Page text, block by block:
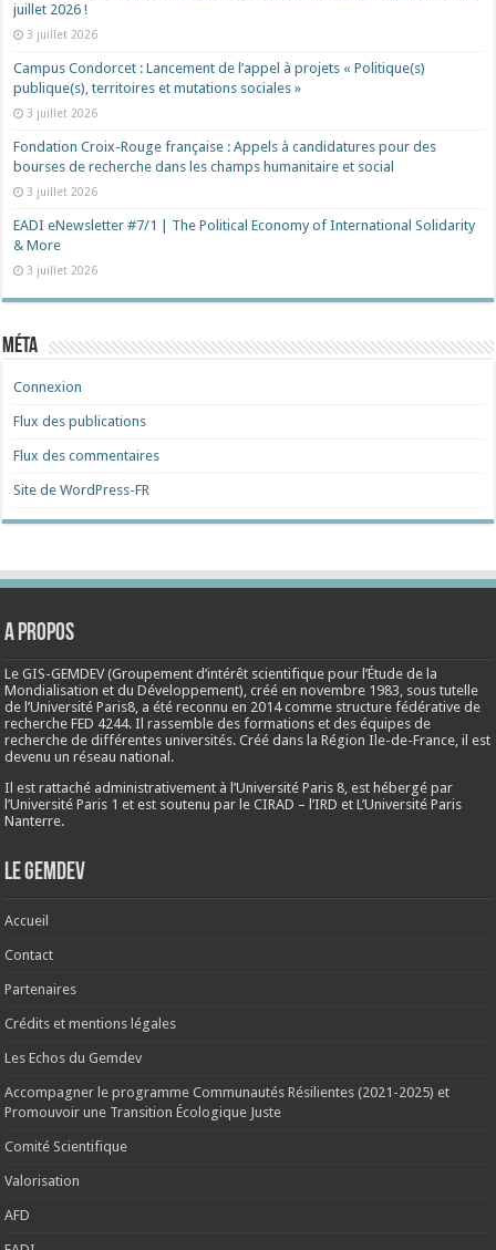
juillet 2026 !
3 juillet 2026
Campus Condorcet : Lancement de l’appel à projets « Politique(s)
publique(s), territoires et mutations sociales »
3 juillet 2026
Fondation Croix-Rouge française : Appels à candidatures pour des
bourses de recherche dans les champs humanitaire et social
3 juillet 2026
EADI eNewsletter #7/1 | The Political Economy of International Solidarity
& More
3 juillet 2026
Méta
Connexion
Flux des publications
Flux des commentaires
Site de WordPress-FR
A propos
Le GIS-GEMDEV (Groupement d’intérêt scientifique pour l’Étude de la
Mondialisation et du Développement), créé ennovembre 1983, sous tutelle
de l’Université Paris8, a été reconnu en 2014 comme structure fédérative de
recherche FED 4244. Il rassemble des formations et des équipes de
recherche de différentes universités. Créé dans la Région Ile-de-France, il est
devenu un réseau national.
Il est rattaché administrativement à l’Université Paris 8, est hébergé par
l’Université Paris 1 et est soutenu par le CIRAD – l’IRD et L’Université Paris
Nanterre.
Le Gemdev
Accueil
Contact
Partenaires
Crédits et mentions légales
Les Echos du Gemdev
Accompagner le programme Communautés Résilientes (2021-2025) et
Promouvoir une Transition Écologique Juste
Comité Scientifique
Valorisation
AFD